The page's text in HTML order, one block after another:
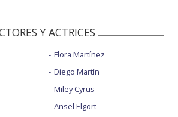
Y ACTRICES
Flora Martínez
Diego Martín
Miley Cyrus
Ansel Elgort